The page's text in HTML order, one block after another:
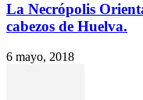
La Necrópolis
cabezos de Huelva.
6 mayo, 2018